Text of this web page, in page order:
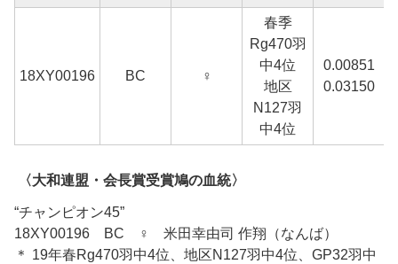
18XY00196 BC ♀
春季
Rg470羽
中4位
地区
N127羽
中4位
0.00851
0.03150
〈大和連盟・会長賞受賞鳩の血統〉
“チャンピオン45”
18XY00196 BC ♀ 米田幸由司 作翔（なんば）
＊ 19年春Rg470羽中4位、地区N127羽中4位、GP32羽中